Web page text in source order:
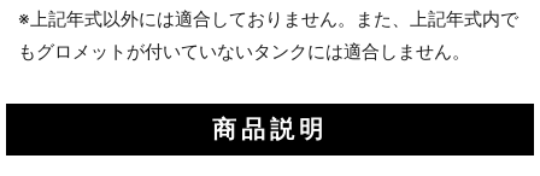
※上記年式以外には適合しておりません。また、上記年式内で
もグロメットが付いていないタンクには適合しません。
商品説明